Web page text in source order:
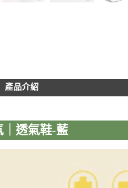
產品介紹
｜透氣鞋-藍